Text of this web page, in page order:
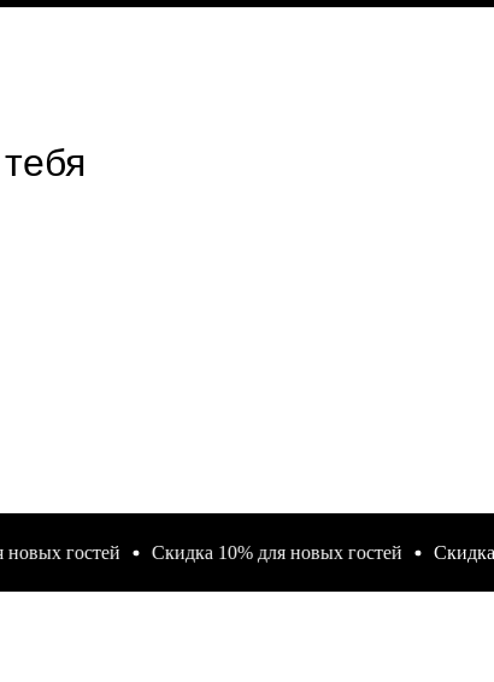
гостей Скидка 10% для новых гостей Скидка 10%